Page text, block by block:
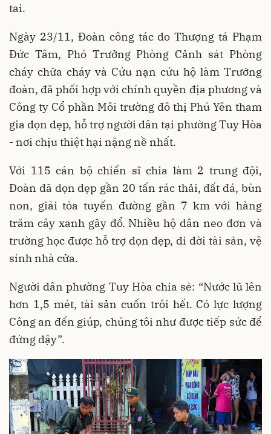
tai.
Ngày 23/11, Đoàn công tác do Thượng tá Phạm
Đức Tâm, Phó Trưởng Phòng Cảnh sát Phòng
cháy chữa cháy và Cứu nạn cứu hộ làm Trưởng
đoàn, đã phối hợp với chính quyền địa phương và
Công ty Cổ phần Môi trường đô thị Phú Yên tham
gia dọn dẹp, hỗ trợ người dân tại phường Tuy Hòa
- nơi chịu thiệt hại nặng nề nhất.
Với 115 cán bộ chiến sĩ chia làm 2 trung đội,
Đoàn đã dọn dẹp gần 20 tấn rác thải, đất đá, bùn
non, giải tỏa tuyến đường gần 7 km với hàng
trăm cây xanh gãy đổ. Nhiều hộ dân neo đơn và
trường học được hỗ trợ dọn dẹp, di dời tài sản, vệ
sinh nhà cửa.
Người dân phường Tuy Hòa chia sẻ: “Nước lũ lên
hơn 1,5 mét, tài sản cuốn trôi hết. Có lực lượng
Công an đến giúp, chúng tôi như được tiếp sức để
đứng dậy”.